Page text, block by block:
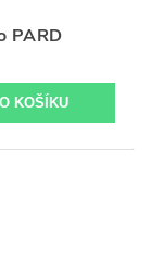
PARD